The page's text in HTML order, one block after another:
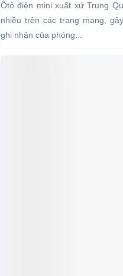
Ôtô điện mini xuất xứ Trung
nhiều trên các trang mạng,
ghi nhận của phóng...